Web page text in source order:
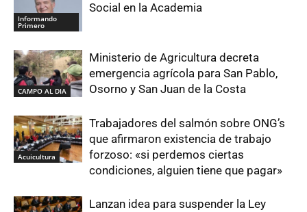
Informando
Primero
Social en la Academia
CAMPO AL DIA
Ministerio de Agricultura decreta
emergencia agrícola para San Pablo,
Osorno y San Juan de la Costa
Acuicultura
Trabajadores del salmón sobre ONG’s
que afirmaron existencia de trabajo
forzoso: «si perdemos ciertas
condiciones, alguien tiene que pagar»
Lanzan idea para suspender la Ley